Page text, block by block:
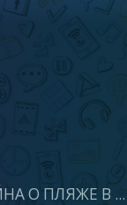
О ПЛЯЖЕ В ...